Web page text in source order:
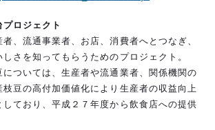
ロジェクト
、流通事業者、お店、消費者へとつなぎ、
さを知ってもらうためのプロジェクト。
ついては、生産者や流通業者、関係機関の
豆の高付加価値化により生産者の収益向上
しており、平成２７年度から飲食店への提供